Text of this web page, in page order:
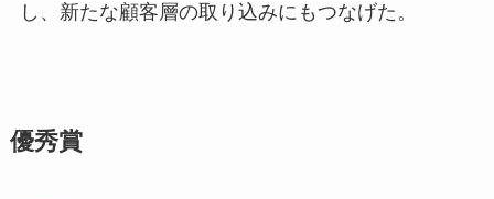
し、新たな顧客層の取り込みにもつなげた。
優秀賞